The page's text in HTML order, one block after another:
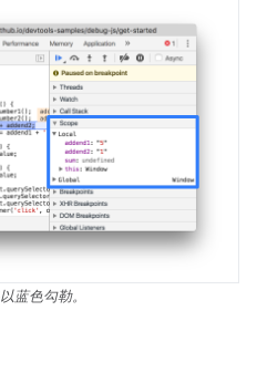
蓝色勾勒。